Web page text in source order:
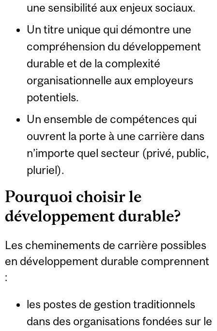
une sensibilité aux enjeux sociaux.
Un titre unique qui démontre une
compréhension du développement
durable et de la complexité
organisationnelle aux employeurs
potentiels.
Un ensemble de compétences qui
ouvrent la porte à une carrière dans
n’importe quel secteur (privé, public,
pluriel).
Pourquoi choisir le
développement durable?
Les cheminements de carrière possibles
en développement durable comprennent
:
les postes de gestion traditionnels
dans des organisations fondées sur le